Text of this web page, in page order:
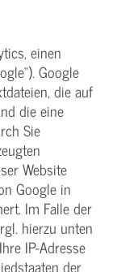
einen
Google
die auf
die eine
Sie
Website
Google in
Im Falle der
hierzu unten
IP-Adresse
der